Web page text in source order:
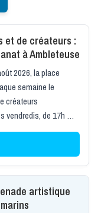
et de créateurs :
à Ambleteuse
2026, la place
semaine le
créateurs
vendredis, de 17h …
artistique